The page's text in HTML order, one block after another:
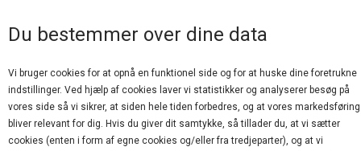
Du bestemmer over dine data
Vi bruger cookies for at opnå en funktionel side og for at huske dine foretrukne
indstillinger. Ved hjælp af cookies laver vi statistikker og analyserer besøg på
vores side så vi sikrer, at siden hele tiden forbedres, og at vores markedsføring
bliver relevant for dig. Hvis du giver dit samtykke, så tillader du, at vi sætter
cookies (enten i form af egne cookies og/eller fra tredjeparter), og at vi